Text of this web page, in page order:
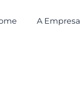
A Empresa